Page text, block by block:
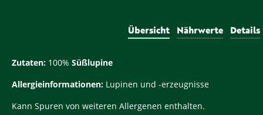
Übersicht Nährwerte Details
Zutaten: 100% Süßlupine
Allergieinformationen: Lupinen und -erzeugnisse
Kann Spuren von weiteren Allergenen enthalten.